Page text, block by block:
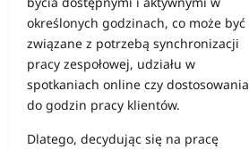
określonych godzinach, co może być
związane z potrzebą synchronizacji
pracy zespołowej, udziału w
spotkaniach online czy dostosowania
do godzin pracy klientów.
Dlatego, decydując się na pracę